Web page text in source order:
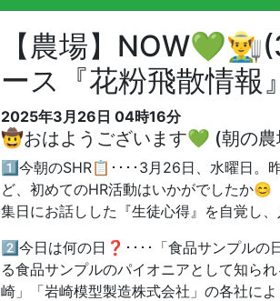
【農場】
ース『花粉飛散情
2025年3月26日 04時16分
🤠おはようございます💚 (朝の農
1️⃣今朝のSHR📋････3月26日、水曜日。
ど、初めてのHR活動はいかがでしたか
集日にお話しした『生徒心得』を自覚し、
2️⃣今日は何の日❓････「食品サンプル
る食品サンプルのパイオニアとして知ら
崎」「岩崎模型製造株式会社」の各社に